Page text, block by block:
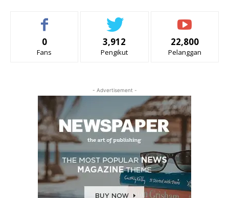
0
Fans
3,912
Pengikut
22,800
Pelanggan
- Advertisement -